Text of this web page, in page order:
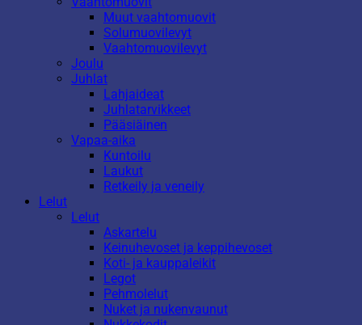
Muut vaahtomuovit
Solumuovilevyt
Vaahtomuovilevyt
Joulu
Juhlat
Lahjaideat
Juhlatarvikkeet
Pääsiäinen
Vapaa-aika
Kuntoilu
Laukut
Retkeily ja veneily
Lelut
Lelut
Askartelu
Keinuhevoset ja keppihevoset
Koti- ja kauppaleikit
Legot
Pehmolelut
Nuket ja nukenvaunut